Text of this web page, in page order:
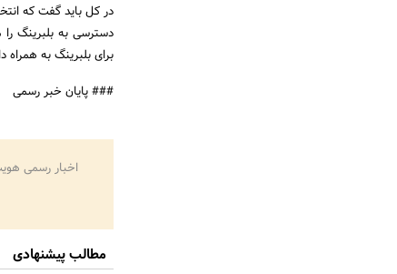
در کل باید گفت که
دسترسی به بلبرینگ
برای بلبرینگ به همراه
### پایان خبر رسمی
اخبار رسمی
مطالب پیشنهادی